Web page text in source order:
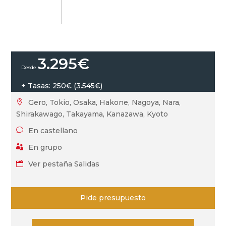
3.295€
+ Tasas: 250€ (3.545€)

Gero, Tokio, Osaka, Hakone, Nagoya, Nara,
Shirakawago, Takayama, Kanazawa, Kyoto
v En castellano
 En grupo
 Ver pestaña Salidas
Pide presupuesto